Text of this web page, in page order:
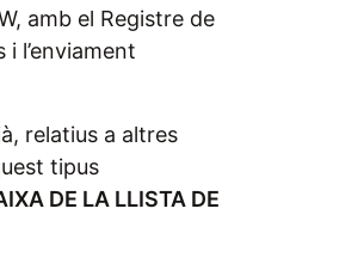
amb el Registre de
l’enviament
relatius a altres
tipus
DE LA LLISTA DE